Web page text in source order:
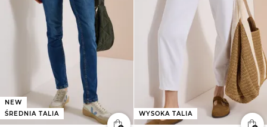
NEW
ŚREDNIA TALIA
WYSOKA TALIA